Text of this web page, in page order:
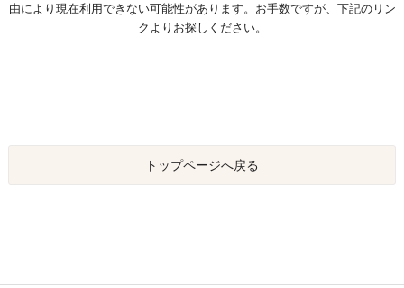
由により現在利用できない可能性があります。お手数ですが、下記のリン
クよりお探しください。
トップページへ戻る